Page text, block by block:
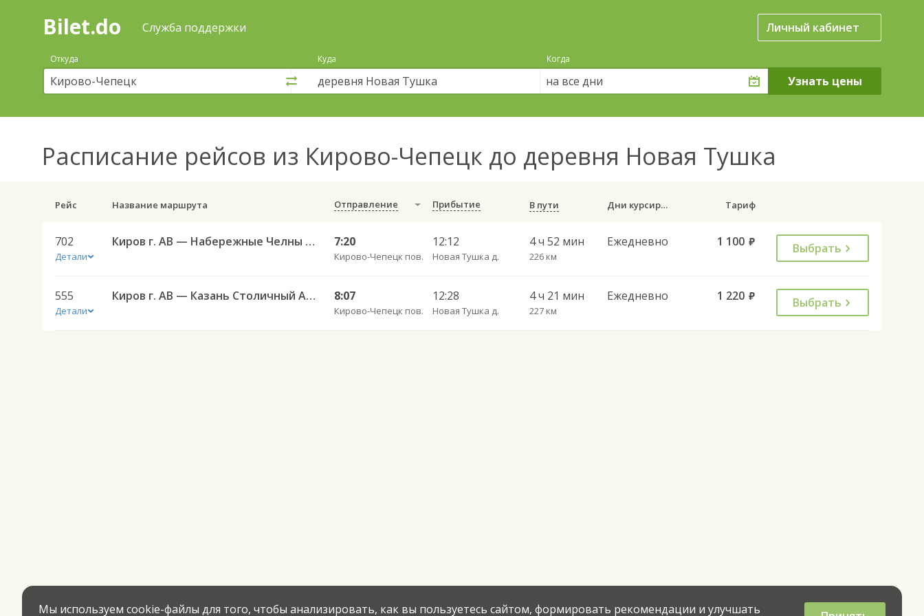
Поиск
покупка
билетов
автобус
онлайн
Bilet.do Служба поддержки Личный кабинет
Откуда Куда Когда
на все дни
Расписание рейсов из Кирово-Чепецк до деревня Новая Тушка
Рейс Название маршрута Отправление Прибытие В пути Дни курсирования Тариф
702
Детали
Киров г. АВ — Набережные Челны АВ 702 7:20
Кирово-Чепецк пов.
12:12
Новая Тушка д.
4 ч 52 мин
226 км
Ежедневно 1 100 руб. Выбрать
555
Детали
Киров г. АВ — Казань Столичный АВ 555 8:07
Кирово-Чепецк пов.
12:28
Новая Тушка д.
4 ч 21 мин
227 км
Ежедневно 1 220 руб. Выбрать
Мы используем cookie-файлы для того, чтобы анализировать, как вы пользуетесь сайтом, формировать рекомендации и улучшать